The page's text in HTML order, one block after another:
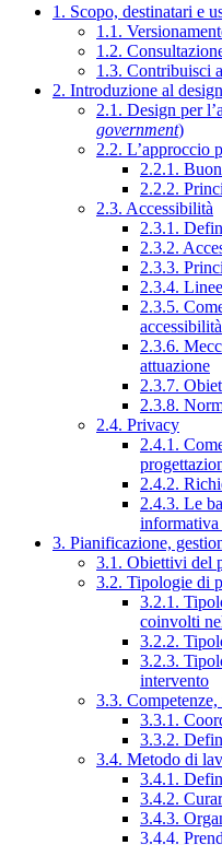
1. Scopo, destinatari e
1.1.
1.2.
1.3. Contribuisci
2. Introduzione al
2.1. Design per
government)
2.2. L’approccio
2.2.1.
2.2.2.
2.3. Accessibilità
2.3.1.
2.3.2.
2.3.3.
2.3.4.
2.3.5.
accessibilità
2.3.6.
attuazione
2.3.7.
2.3.8.
2.4. Privacy
2.4.1.
2.4.2.
2.4.3. Le
3. Pianificazione,
3.1. Obiettivi del
3.2. Tipologie di
3.2.1.
coinvolti
3.2.2.
3.2.3.
intervento
3.3.
3.3.1.
3.3.2.
3.4. Metodo di
3.4.1.
3.4.2.
3.4.3.
3.4.4.